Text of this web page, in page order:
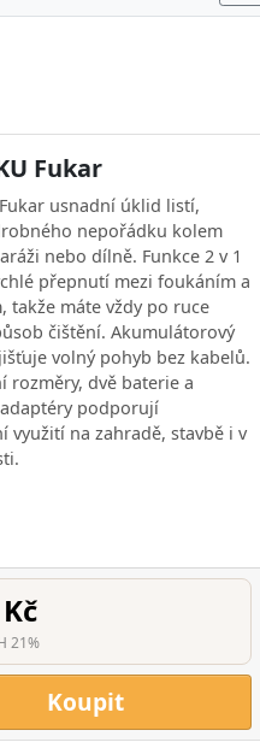
Fukar
usnadní úklid listí,
nepořádku kolem
nebo dílně. Funkce 2 v 1
přepnutí mezi foukáním a
takže máte vždy po ruce
čištění. Akumulátorový
volný pohyb bez kabelů.
rozměry, dvě baterie a
podporují
využití na zahradě, stavbě i v
21%
Koupit